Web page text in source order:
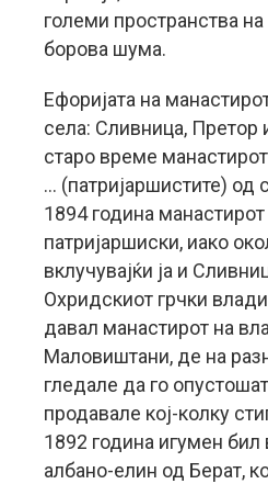
големи пространства
борова шума.
Ефоријата на
села: Сливница, Претор
старо време
… (патријаршистите)
1894 година
патријаршиски, иако
вклучувајќи ја и
Охридскиот грчки
давал манастирот на
Маловиштани, де на
гледале да го
продавале кој-колку
1892 година игумен бил
албано-елин од Берат,